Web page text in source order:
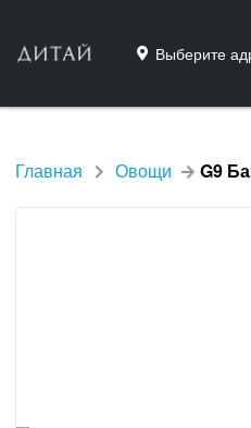
Выберите
Главная Овощи G9